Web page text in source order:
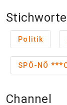
Stichworte
Politik
Channel